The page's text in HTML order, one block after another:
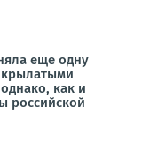
еще одну
крылатыми
как и
российской